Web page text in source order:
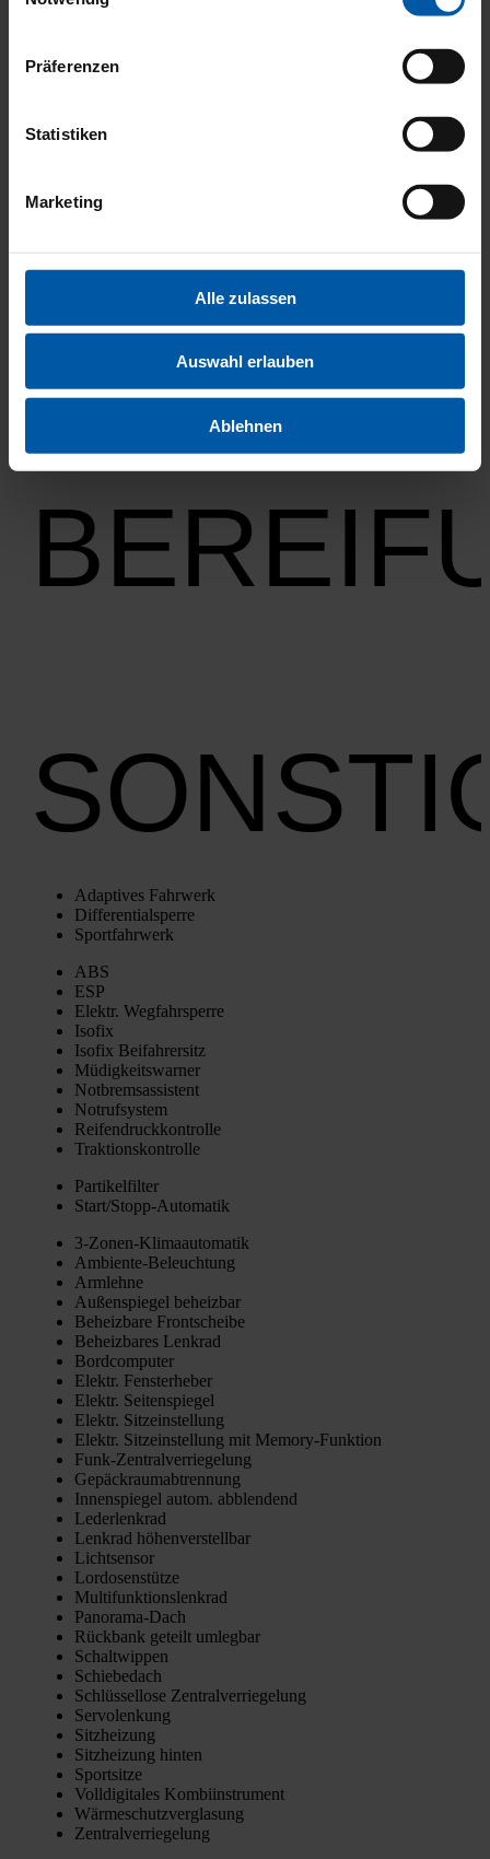
Präferenzen
Statistiken
Marketing
Alle zulassen
Auswahl erlauben
Ablehnen
RÄDER
UND
Adap­ti­ves Fahr­werk
Dif­fe­ren­ti­al­sper­re
Sport­fahr­werk
ABS
ESP
Elektr. Weg­fahr­sper­re
Iso­fix
Iso­fix Bei­fah­rer­sitz
Müdig­keits­war­ner
Not­brems­as­sis­tent
Not­ruf­sys­tem
Rei­fen­druck­kon­trol­le
Trak­ti­ons­kon­trol­le
Par­ti­kel­fil­ter
Star­t/­Stopp-Auto­ma­tik
3‑Zo­nen-Kli­ma­au­to­ma­tik
Ambi­en­te-Beleuch­tung
Arm­leh­ne
Außen­spie­gel beheiz­bar
Beheiz­ba­re Front­schei­be
Beheiz­ba­res Lenk­rad
Bord­com­pu­ter
Elektr. Fens­ter­he­ber
Elektr. Sei­ten­spie­gel
Elektr. Sitz­ein­stel­lung
Elektr. Sitz­ein­stel­lung mit Memo­ry-Funk­ti­on
Funk-Zen­tral­ver­rie­ge­lung
Gepäck­raum­ab­tren­nung
Innen­spie­gel autom. abblen­dend
Leder­lenk­rad
Lenk­rad höhen­ver­stell­bar
Licht­sen­sor
Lor­do­sen­stüt­ze
Mul­ti­funk­ti­ons­lenk­rad
Pan­ora­ma-Dach
Rück­bank geteilt umleg­bar
Schalt­wip­pen
Schie­be­dach
Schlüs­sel­lo­se Zen­tral­ver­rie­ge­lung
Ser­vo­len­kung
Sitz­hei­zung
Sitz­hei­zung hin­ten
Sport­sit­ze
Voll­di­gi­ta­les Kom­bi­in­stru­ment
Wär­me­schutz­ver­gla­sung
Zen­tral­ver­rie­ge­lung